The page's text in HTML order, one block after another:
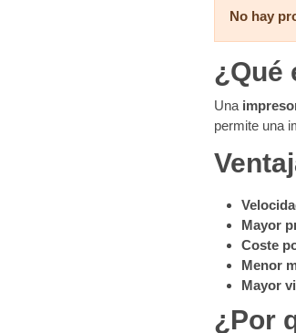
No hay
¿Qué
Una
permite una
Mayor
Coste
Menor
Mayor
¿Por